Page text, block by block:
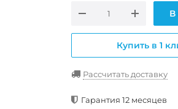
В
Купить в 1
Рассчитать доставку
Гарантия 12 месяцев